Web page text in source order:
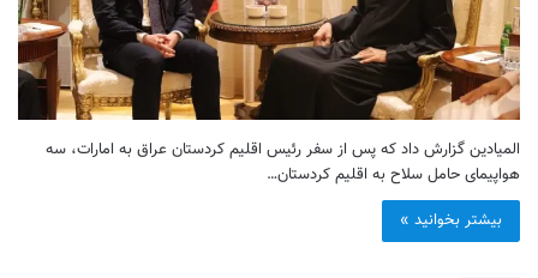
المیادین گزارش داد که پس از سفر رئیس اقلیم کردستان عراق به امارات، سه
هواپیمای حامل سلاح به اقلیم کردستان…
بیشتر بخوانید »